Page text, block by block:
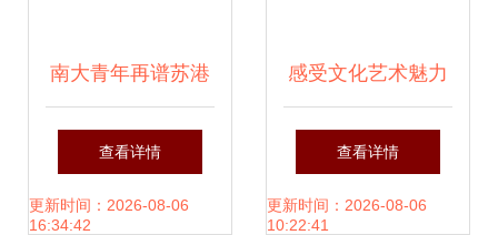
南大青年再谱苏港
澳学生组织科创交
流新篇
查看详情
更新时间：2026-08-06
16:34:42
感受文化艺术魅力
龙岗区文化志愿者
赴关山月美术馆深
查看详情
更新时间：2026-08-06
10:22:41